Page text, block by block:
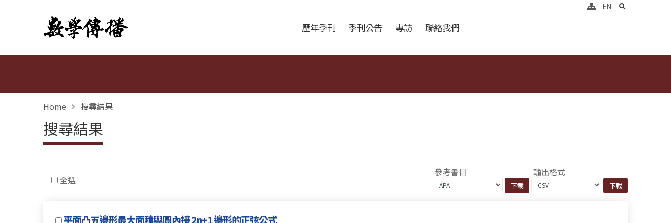
數學傳播 歷年季刊 季刊公告 專訪 聯絡我們
EN search
Home 搜尋結果
搜尋結果
全選
參考書目 輸出格式
平面凸五邊形最大面積與圓內接 2n+1 邊形的正弦公式